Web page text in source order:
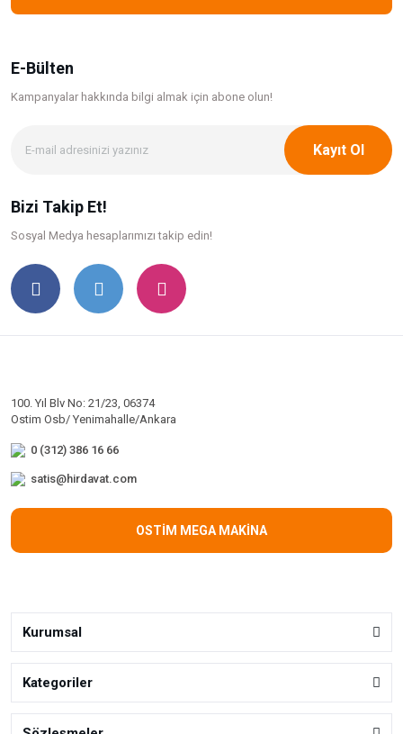
E-Bülten
Kampanyalar hakkında bilgi almak için abone olun!
Kayıt Ol
Bizi Takip Et!
Sosyal Medya hesaplarımızı takip edin!
100. Yıl Blv No: 21/23, 06374
Ostim Osb/ Yenimahalle/Ankara
0 (312) 386 16 66
satis@hirdavat.com
OSTİM MEGA MAKİNA
Kurumsal
Kategoriler